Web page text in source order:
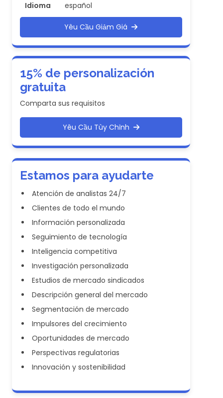
Idioma
español
Yêu Cầu Giảm Giá
15% de personalización
gratuita
Comparta sus requisitos
Yêu Cầu Tùy Chỉnh
Estamos para ayudarte
Atención de analistas 24/7
Clientes de todo el mundo
Información personalizada
Seguimiento de tecnología
Inteligencia competitiva
Investigación personalizada
Estudios de mercado sindicados
Descripción general del mercado
Segmentación de mercado
Impulsores del crecimiento
Oportunidades de mercado
Perspectivas regulatorias
Innovación y sostenibilidad